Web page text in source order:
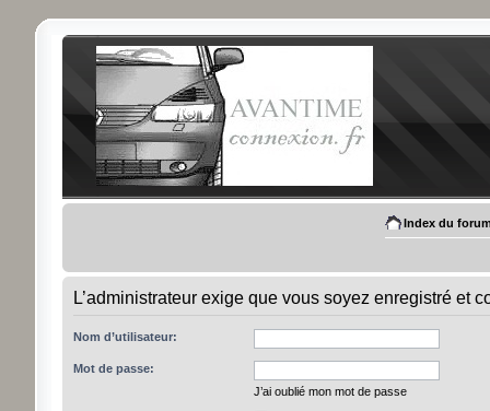
Index du
L’administrateur exige que vous soyez enregistré et
Nom d’utilisateur:
Mot de passe:
J’ai oublié mon mot de passe